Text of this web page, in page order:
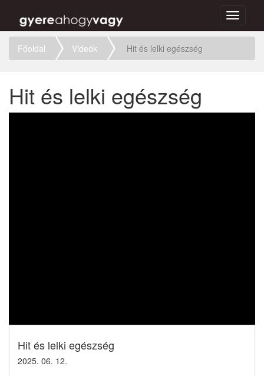
Toggle
Főoldal
Videók Hit és lelki egészség
Hit és lelki egészség
Hit és lelki egészség
2025. 06. 12.